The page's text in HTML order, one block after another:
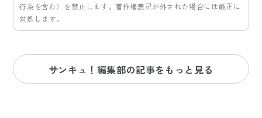
行為を含む）を禁止します。著作権表記が外された場合には厳正に
対処します。
サンキュ！編集部の記事をもっと見る